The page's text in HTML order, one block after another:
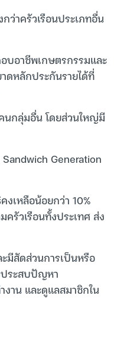
ว่าครัวเรือนประเภทอื่น
บอาชีพเกษตรกรรมและ
ดหลักประกันรายได้ที่
นกลุ่มอื่น โดยส่วนใหญ่มี
Generation
งเหลือน้อยกว่า 10%
รัวเรือนทั้งประเทศ ส่ง
มีสัดส่วนการเป็นหรือ
ประสบปัญหา
าน และดูแลสมาชิกใน